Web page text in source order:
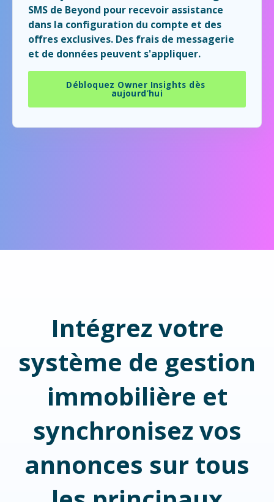
SMS de Beyond pour recevoir assistance
dans la configuration du compte et des
offres exclusives. Des frais de messagerie
et de données peuvent s'appliquer.
Intégrez votre
système de gestion
immobilière et
synchronisez vos
annonces sur tous